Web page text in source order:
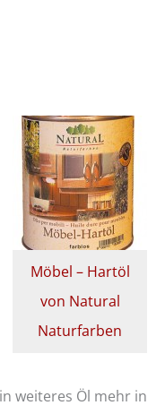
Möbel – Hartöl
von Natural
Naturfarben
weiteres Öl mehr in